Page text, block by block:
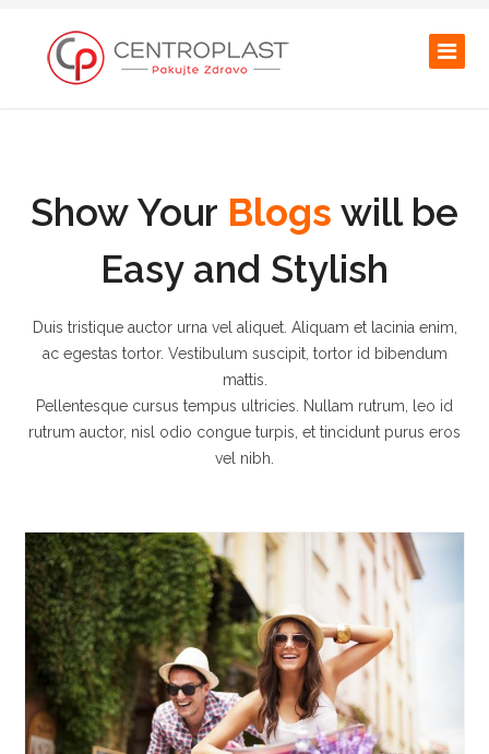
Show Your Blogs will be
Easy and Stylish
Duis tristique auctor urna vel aliquet. Aliquam et lacinia enim,
ac egestas tortor. Vestibulum suscipit, tortor id bibendum
mattis.
Pellentesque cursus tempus ultricies. Nullam rutrum, leo id
rutrum auctor, nisl odio congue turpis, et tincidunt purus eros
vel nibh.